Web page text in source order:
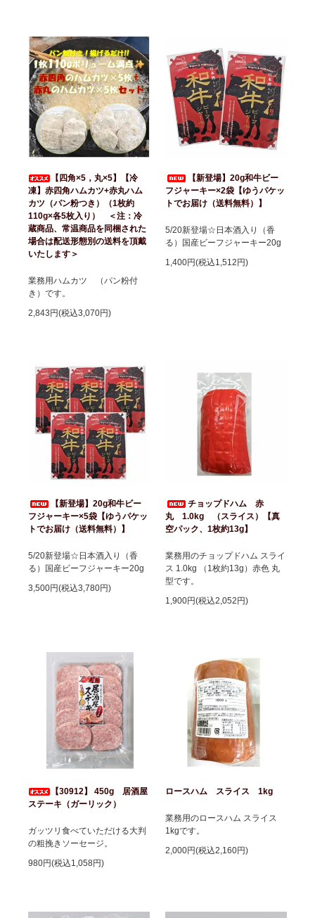
【四角×5，丸×5】【冷
凍】赤四角ハムカツ+赤丸ハム
カツ（パン粉つき）（1枚約
110g×各5枚入り） ＜注：冷
蔵商品、常温商品を同梱された
場合は配送形態別の送料を頂戴
いたします＞
業務用ハムカツ （パン粉付
き）です。
2,843円(税込3,070円)
【新登場】20g和牛ビー
フジャーキー×2袋【ゆうパケッ
トでお届け（送料無料）】
5/20新登場☆日本酒入り（香
る）国産ビーフジャーキー20g
1,400円(税込1,512円)
【新登場】20g和牛ビー
フジャーキー×5袋【ゆうパケッ
トでお届け（送料無料）】
5/20新登場☆日本酒入り（香
る）国産ビーフジャーキー20g
3,500円(税込3,780円)
チョップドハム 赤
丸 1.0kg （スライス）【真
空パック、1枚約13g】
業務用のチョップドハム スライ
ス 1.0kg （1枚約13g）赤色 丸
型です。
1,900円(税込2,052円)
【30912】 450g 居酒屋
ステーキ（ガーリック）
ガッツリ食べていただける大判
の粗挽きソーセージ。
980円(税込1,058円)
ロースハム スライス 1kg
業務用のロースハム スライス
1kgです。
2,000円(税込2,160円)